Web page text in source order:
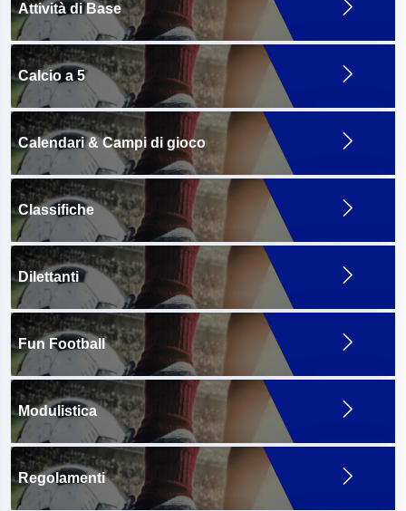
Attività di Base
Calcio a 5
Calendari & Campi di gioco
Classifiche
Dilettanti
Fun Football
Modulistica
Regolamenti